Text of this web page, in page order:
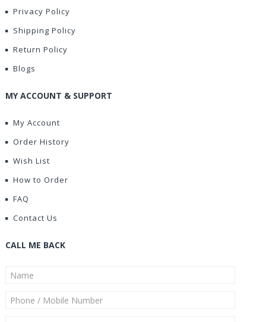
Privacy Policy
Shipping Policy
Return Policy
Blogs
MY ACCOUNT & SUPPORT
My Account
Order History
Wish List
How to Order
FAQ
Contact Us
CALL ME BACK